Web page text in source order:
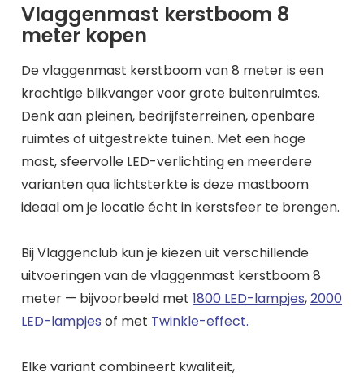
Vlaggenmast kerstboom 8
meter kopen
De vlaggenmast kerstboom van 8 meter is een
krachtige blikvanger voor grote buitenruimtes.
Denk aan pleinen, bedrijfsterreinen, openbare
ruimtes of uitgestrekte tuinen. Met een hoge
mast, sfeervolle LED-verlichting en meerdere
varianten qua lichtsterkte is deze mastboom
ideaal om je locatie écht in kerstsfeer te brengen.
Bij Vlaggenclub kun je kiezen uit verschillende
uitvoeringen van de vlaggenmast kerstboom 8
meter — bijvoorbeeld met 1800 LED-lampjes,2000
LED-lampjes of met Twinkle-effect.
Elke variant combineert kwaliteit,